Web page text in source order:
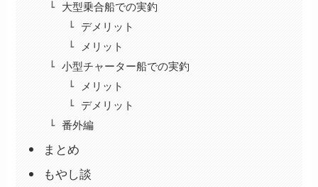
大型乗合船での実釣
デメリット
メリット
小型チャーター船での実釣
メリット
デメリット
番外編
まとめ
もやし談